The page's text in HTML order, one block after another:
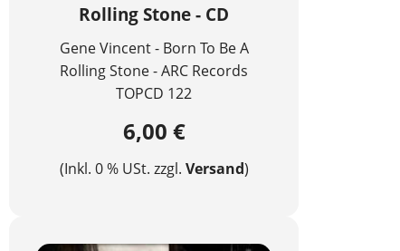
Rolling Stone - CD
Gene Vincent - Born To Be A
Rolling Stone - ARC Records
TOPCD 122
6,00 €
(Inkl. 0 % USt. zzgl. Versand)